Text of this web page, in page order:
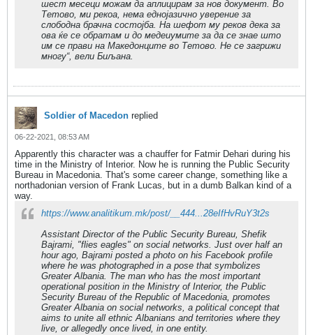
шест месеци можам да аплицирам за нов документ. Во
Тетово, ми рекоа, нема еднојазично уверение за
слободна брачна состојба. На шефот му реков дека за
ова ќе се обратам и до медеиумите за да се знае што
им се прави на Македонците во Тетово. Не се загрижи
многу“, вели Биљана.
Soldier of Macedon replied
06-22-2021, 08:53 AM
Apparently this character was a chauffer for Fatmir Dehari during his
time in the Ministry of Interior. Now he is running the Public Security
Bureau in Macedonia. That's some career change, something like a
northadonian version of Frank Lucas, but in a dumb Balkan kind of a
way.
https://www.analitikum.mk/post/__444...28eIfHvRuY3t2s
Assistant Director of the Public Security Bureau, Shefik
Bajrami, "flies eagles" on social networks. Just over half an
hour ago, Bajrami posted a photo on his Facebook profile
where he was photographed in a pose that symbolizes
Greater Albania. The man who has the most important
operational position in the Ministry of Interior, the Public
Security Bureau of the Republic of Macedonia, promotes
Greater Albania on social networks, a political concept that
aims to unite all ethnic Albanians and territories where they
live, or allegedly once lived, in one entity.